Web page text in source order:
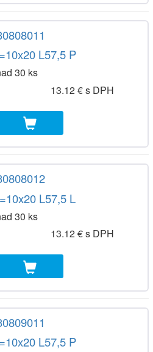
L57,5 P
30 ks
13.12 € s DPH
L57,5 L
30 ks
13.12 € s DPH
L57,5 P